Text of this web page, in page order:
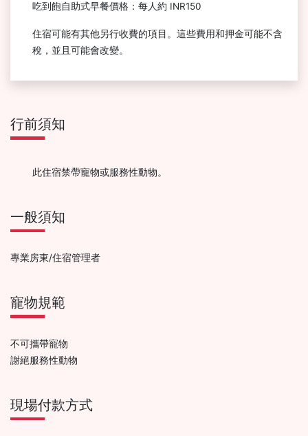
吃到飽自助式早餐價格：每人約 INR150
住宿可能有其他另行收費的項目。這些費用和押金可能不含
稅，並且可能會改變。
行前須知
此住宿禁帶寵物或服務性動物。
一般須知
專業房東/住宿管理者
寵物規範
不可攜帶寵物
謝絕服務性動物
現場付款方式